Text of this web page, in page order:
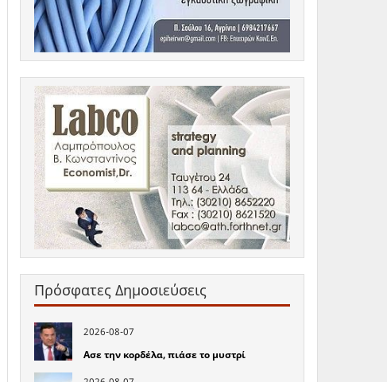
Πρόσφατες Δημοσιεύσεις
2026-08-07
Ασε την κορδέλα, πιάσε το μυστρί